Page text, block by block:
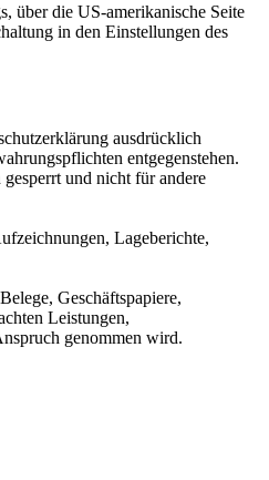
über die US-amerikanische Seite
in den Einstellungen des
ausdrücklich
entgegenstehen.
und nicht für andere
Lageberichte,
Geschäftspapiere,
Leistungen,
genommen wird.